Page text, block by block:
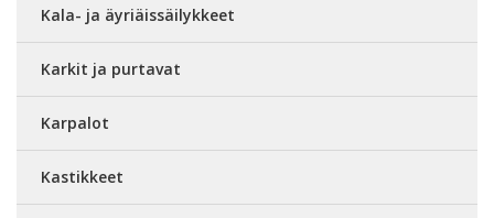
Kala- ja äyriäissäilykkeet
Karkit ja purtavat
Karpalot
Kastikkeet